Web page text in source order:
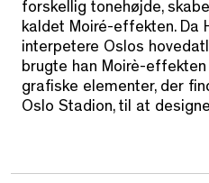
forskellig tonehøjde,
kaldet Moiré-effekten. Da
interpetere Oslos
brugte han Moirè-
grafiske elementer, der
Oslo Stadion, til at